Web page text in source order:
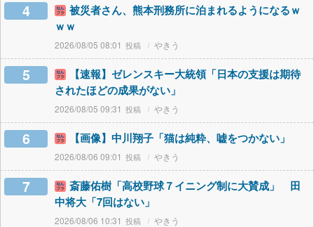
4
被災者さん、熊本刑務所に泊まれるようになるｗ
ｗｗ
2026/08/05 08:01 やきう
5
【速報】ゼレンスキー大統領「日本の支援は期待
されたほどの成果がない」
2026/08/05 09:31 やきう
6 【画像】中川翔子「猫は純粋、嘘をつかない」
2026/08/06 09:01 やきう
7
斎藤佑樹「高校野球７イニング制に大賛成」 田
中将大「7回はない」
2026/08/06 10:31 やきう